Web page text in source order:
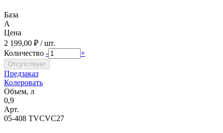
База
A
Цена
2 199,00 ₽ / шт.
Количество - +
Предзаказ
Колеровать
Объем, л
0,9
Арт.
05-408 TVCVC27